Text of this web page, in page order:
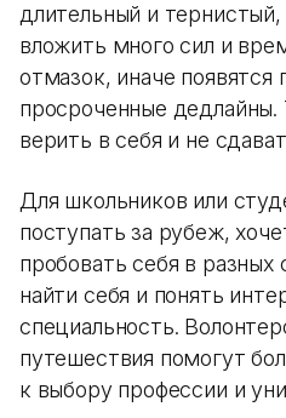
длительный и
вложить много сил и
отмазок, иначе появятся
просроченные
верить в себя и не
Для школьников или
поступать за рубеж,
пробовать себя в разных
найти себя и понять
специальность.
путешествия помогут
к выбору профессии и